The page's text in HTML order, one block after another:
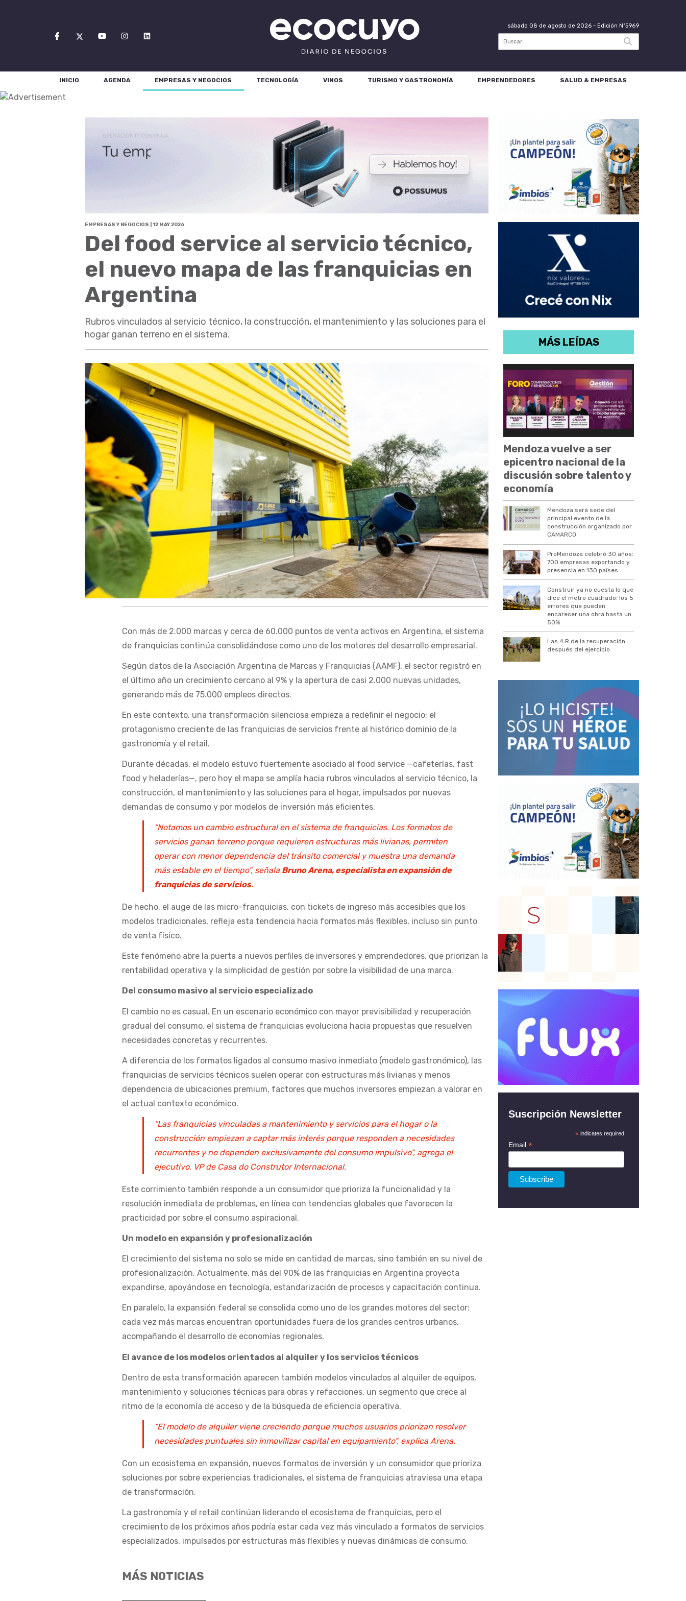
sábado 08 de agosto de 2026 - Edición Nº5969
INICIO AGENDA EMPRESAS Y NEGOCIOS TECNOLOGÍA VINOS TURISMO Y GASTRONOMÍA EMPRENDEDORES SALUD & EMPRESAS
EMPRESAS Y NEGOCIOS | 12 MAY 2026
Del food service al servicio técnico,
el nuevo mapa de las franquicias en
Argentina
Rubros vinculados al servicio técnico, la construcción, el mantenimiento y las soluciones para el
hogar ganan terreno en el sistema.
Con más de 2.000 marcas y cerca de 60.000 puntos de venta activos en Argentina, el sistema
de franquicias continúa consolidándose como uno de los motores del desarrollo empresarial.
Según datos de la Asociación Argentina de Marcas y Franquicias (AAMF), el sector registró en
el último año un crecimiento cercano al 9% y la apertura de casi 2.000 nuevas unidades,
generando más de 75.000 empleos directos.
En este contexto, una transformación silenciosa empieza a redefinir el negocio: el
protagonismo creciente de las franquicias de servicios frente al histórico dominio de la
gastronomía y el retail.
Durante décadas, el modelo estuvo fuertemente asociado al food service —cafeterías, fast
food y heladerías—, pero hoy el mapa se amplía hacia rubros vinculados al servicio técnico, la
construcción, el mantenimiento y las soluciones para el hogar, impulsados por nuevas
demandas de consumo y por modelos de inversión más eficientes.
“Notamos un cambio estructural en el sistema de franquicias. Los formatos de
servicios ganan terreno porque requieren estructuras más livianas, permiten
operar con menor dependencia del tránsito comercial y muestra una demanda
más estable en el tiempo”, señala Bruno Arena, especialista en expansión de
franquicias de servicios.
De hecho, el auge de las micro-franquicias, con tickets de ingreso más accesibles que los
modelos tradicionales, refleja esta tendencia hacia formatos más flexibles, incluso sin punto
de venta físico.
Este fenómeno abre la puerta a nuevos perfiles de inversores y emprendedores, que priorizan la
rentabilidad operativa y la simplicidad de gestión por sobre la visibilidad de una marca.
Del consumo masivo al servicio especializado
El cambio no es casual. En un escenario económico con mayor previsibilidad y recuperación
gradual del consumo, el sistema de franquicias evoluciona hacia propuestas que resuelven
necesidades concretas y recurrentes.
A diferencia de los formatos ligados al consumo masivo inmediato (modelo gastronómico), las
franquicias de servicios técnicos suelen operar con estructuras más livianas y menos
dependencia de ubicaciones premium, factores que muchos inversores empiezan a valorar en
el actual contexto económico.
“Las franquicias vinculadas a mantenimiento y servicios para el hogar o la
construcción empiezan a captar más interés porque responden a necesidades
recurrentes y no dependen exclusivamente del consumo impulsivo”, agrega el
ejecutivo, VP de Casa do Construtor Internacional.
Este corrimiento también responde a un consumidor que prioriza la funcionalidad y la
resolución inmediata de problemas, en línea con tendencias globales que favorecen la
practicidad por sobre el consumo aspiracional.
Un modelo en expansión y profesionalización
El crecimiento del sistema no solo se mide en cantidad de marcas, sino también en su nivel de
profesionalización. Actualmente, más del 90% de las franquicias en Argentina proyecta
expandirse, apoyándose en tecnología, estandarización de procesos y capacitación continua.
En paralelo, la expansión federal se consolida como uno de los grandes motores del sector:
cada vez más marcas encuentran oportunidades fuera de los grandes centros urbanos,
acompañando el desarrollo de economías regionales.
El avance de los modelos orientados al alquiler y los servicios técnicos
Dentro de esta transformación aparecen también modelos vinculados al alquiler de equipos,
mantenimiento y soluciones técnicas para obras y refacciones, un segmento que crece al
ritmo de la economía de acceso y de la búsqueda de eficiencia operativa.
“El modelo de alquiler viene creciendo porque muchos usuarios priorizan resolver
necesidades puntuales sin inmovilizar capital en equipamiento”, explica Arena.
Con un ecosistema en expansión, nuevos formatos de inversión y un consumidor que prioriza
soluciones por sobre experiencias tradicionales, el sistema de franquicias atraviesa una etapa
de transformación.
La gastronomía y el retail continúan liderando el ecosistema de franquicias, pero el
crecimiento de los próximos años podría estar cada vez más vinculado a formatos de servicios
especializados, impulsados por estructuras más flexibles y nuevas dinámicas de consumo.
MÁS NOTICIAS
MÁS LEÍDAS
Mendoza vuelve a ser
epicentro nacional de la
discusión sobre talento y
economía
Mendoza será sede del
principal evento de la
construcción organizado por
CAMARCO
ProMendoza celebró 30 años:
700 empresas exportando y
presencia en 130 países
Construir ya no cuesta lo que
dice el metro cuadrado: los 5
errores que pueden
encarecer una obra hasta un
50%
Las 4 R de la recuperación
después del ejercicio
Suscripción Newsletter
*indicates required
Email*